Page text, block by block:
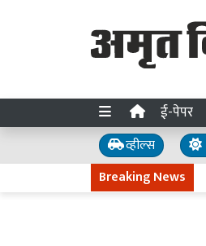
ई-पेपर
व्हील्स
Breaking News